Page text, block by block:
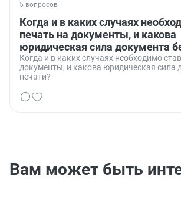
5 вопросов
Когда и в каких случаях
печать на документы, и какова
юридическая сила документа
Когда и в каких случаях необходимо
документы, и какова юридическая сила
печати?
Вам может быть